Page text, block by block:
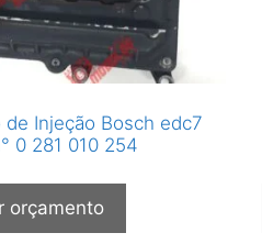
de Injeção Bosch edc7
0 281 010 254
orçamento